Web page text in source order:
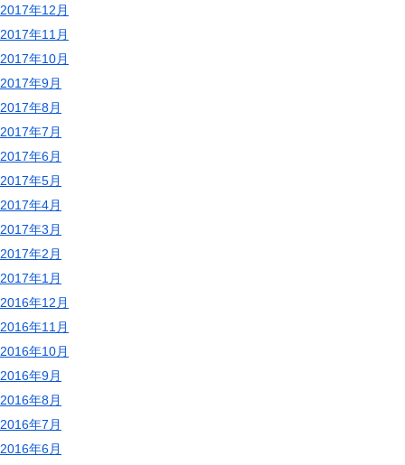
2017年12月
2017年11月
2017年10月
2017年9月
2017年8月
2017年7月
2017年6月
2017年5月
2017年4月
2017年3月
2017年2月
2017年1月
2016年12月
2016年11月
2016年10月
2016年9月
2016年8月
2016年7月
2016年6月